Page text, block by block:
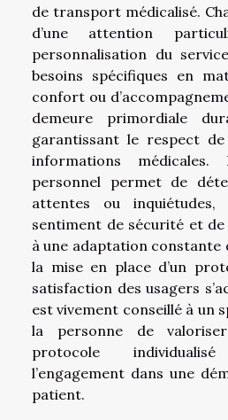
de transport médicalisé.
d’une attention
personnalisation du
besoins spécifiques en
confort ou
demeure primordiale
garantissant le respect
informations médicales.
personnel permet de
attentes ou
sentiment de sécurité et
à une adaptation constante
la mise en place d’un
satisfaction des usagers
est vivement conseillé à un
la personne de
protocole
l’engagement dans une
patient.